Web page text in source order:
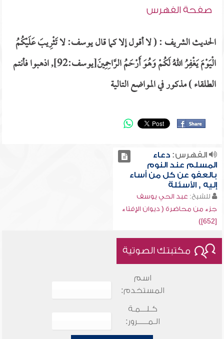
صفحة الفهرس
الحديث الشريف : ( لا أقول إلا كما قال يوسف: لا تَثْرِيبَ عَلَيْكُمُ
الْيَوْمَ يَغْفِرُ اللهُ لَكُمْ وَهُوَ أَرْحَمُ الرَّاحِمِينَ[يوسف:92], اذهبوا فأنتم
الطلقاء ) مذكور في المواضع التالية
الفهرس:دعاء
المسلم عند النوم
بالعفو عن كل من أساء
إليه , الأسئلة
للشيخ: عبد الحي يوسف
جزء من محاضرة ( ديوان الإفتاء
[652])
مكتبتك الصوتية
اسم
المستخدم:
كـلـــمـة
الـمـــــرور: